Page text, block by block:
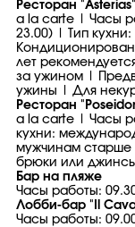
Ресторан "Asterias"
a la carte | Часы
23.00) | Тип
лет
за ужином |
ужины | Для
Ресторан
a la carte | Часы
кухни:
мужчинам старше
брюки или
Бар на пляже
Часы работы:
Лобби-бар "Il
Часы работы: